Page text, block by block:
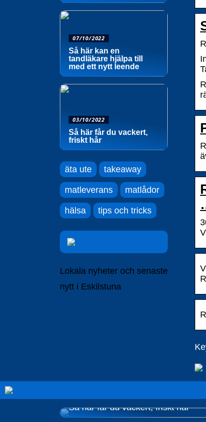
07/10/2022
Så här kan en
tandläkare hjälpa till
med ett nytt leende
03/10/2022
Så här får du vackert,
friskt hår
äta ute takeaway
matleverans matlådor
hälsa tips och tricks
Lokala nyheter och senaste
nytt i Eskilstuna
Så här får du vackert, friskt hår